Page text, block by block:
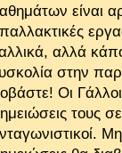
είναι
αλλά
στην
Οι
τους